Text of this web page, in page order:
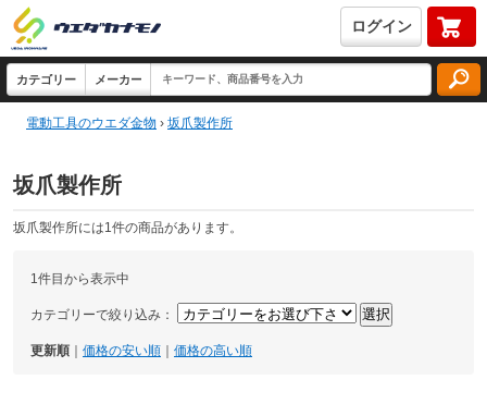
ログイン
電動工具のウエダ金物 › 坂爪製作所
坂爪製作所
坂爪製作所には1件の商品があります。
1件目から表示中
カテゴリーで絞り込み：
更新順 価格の安い順 価格の高い順